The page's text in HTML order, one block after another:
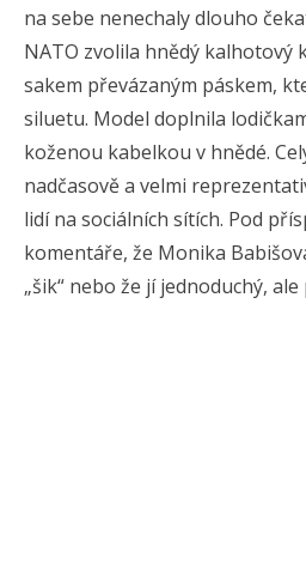
na sebe nenechaly dlouho
NATO zvolila hnědý kalhotový
sakem převázaným páskem,
siluetu. Model doplnila
koženou kabelkou v hnědé.
nadčasově a velmi
lidí na sociálních sítích. Pod
komentáře, že Monika
„šik“ nebo že jí jednoduchý,